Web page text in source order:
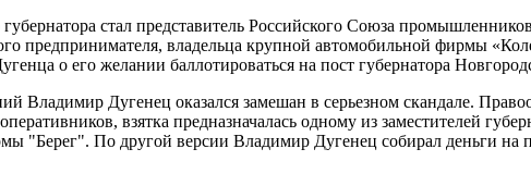
стал представитель Российского Союза
предпринимателя, владельца крупной автомобильной фирмы
о его желании баллотироваться на пост губернатора
Владимир Дугенец оказался замешан в серьезном скандале.
взятка предназначалась одному из заместителей
"Берег". По другой версии Владимир Дугенец собирал деньги